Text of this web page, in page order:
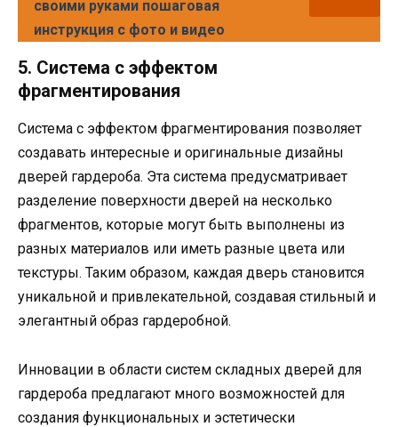
своими руками пошаговая
инструкция с фото и видео
5. Система с эффектом
фрагментирования
Система с эффектом фрагментирования позволяет
создавать интересные и оригинальные дизайны
дверей гардероба. Эта система предусматривает
разделение поверхности дверей на несколько
фрагментов, которые могут быть выполнены из
разных материалов или иметь разные цвета или
текстуры. Таким образом, каждая дверь становится
уникальной и привлекательной, создавая стильный и
элегантный образ гардеробной.
Инновации в области систем складных дверей для
гардероба предлагают много возможностей для
создания функциональных и эстетически